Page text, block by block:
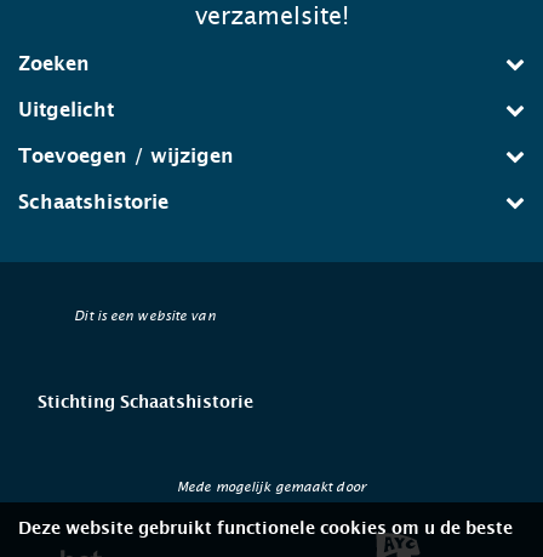
verzamelsite!
Zoeken
Uitgelicht
Toevoegen / wijzigen
Schaatshistorie
Dit is een website van
Stichting Schaatshistorie
Mede mogelijk gemaakt door
Deze website gebruikt functionele cookies om u de beste